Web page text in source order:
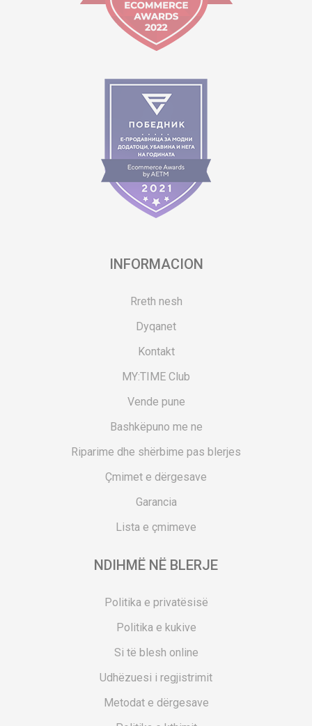
INFORMACION
Rreth nesh
Dyqanet
Kontakt
MY:TIME Club
Vende pune
Bashkëpuno me ne
Riparime dhe shërbime pas blerjes
Çmimet e dërgesave
Garancia
Lista e çmimeve
NDIHMË NË BLERJE
Politika e privatësisë
Politika e kukive
Si të blesh online
Udhëzuesi i regjistrimit
Metodat e dërgesave